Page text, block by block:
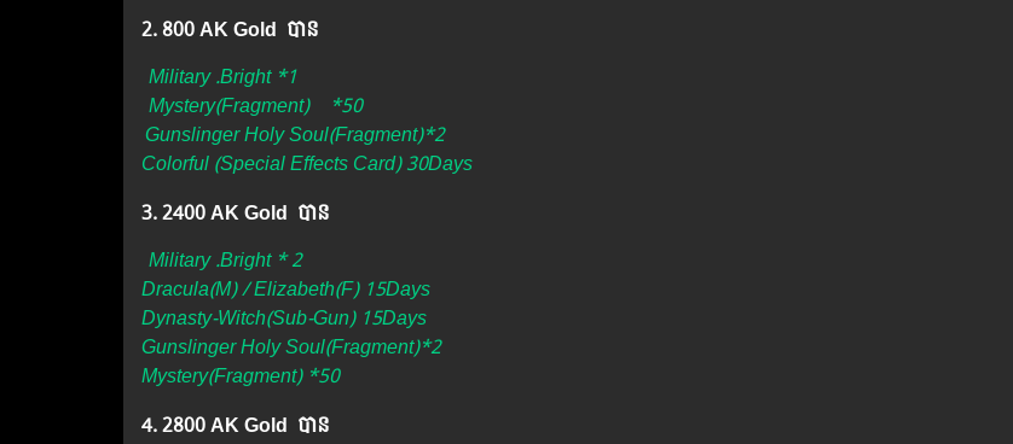
2. 800 AK Gold បាន ​
Military .Bright *1
Mystery(Fragment)
*50
Gunslinger Holy Soul(Fragment)*2
Colorful (Special Effects Card) 30Days
3. 2400 AK Gold បាន ​
Military .Bright *2
Dracula(M) / Elizabeth(F) 15Days
Dynasty-Witch(Sub-Gun) 15Days
Gunslinger Holy Soul(Fragment)*2
Mystery(Fragment) *50
4. 2800 AK Gold បាន